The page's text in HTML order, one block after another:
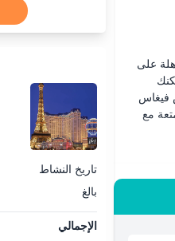
على
يمكنك
فيغاس
مع
تاريخ النشاط
بالغ
الإجمالي